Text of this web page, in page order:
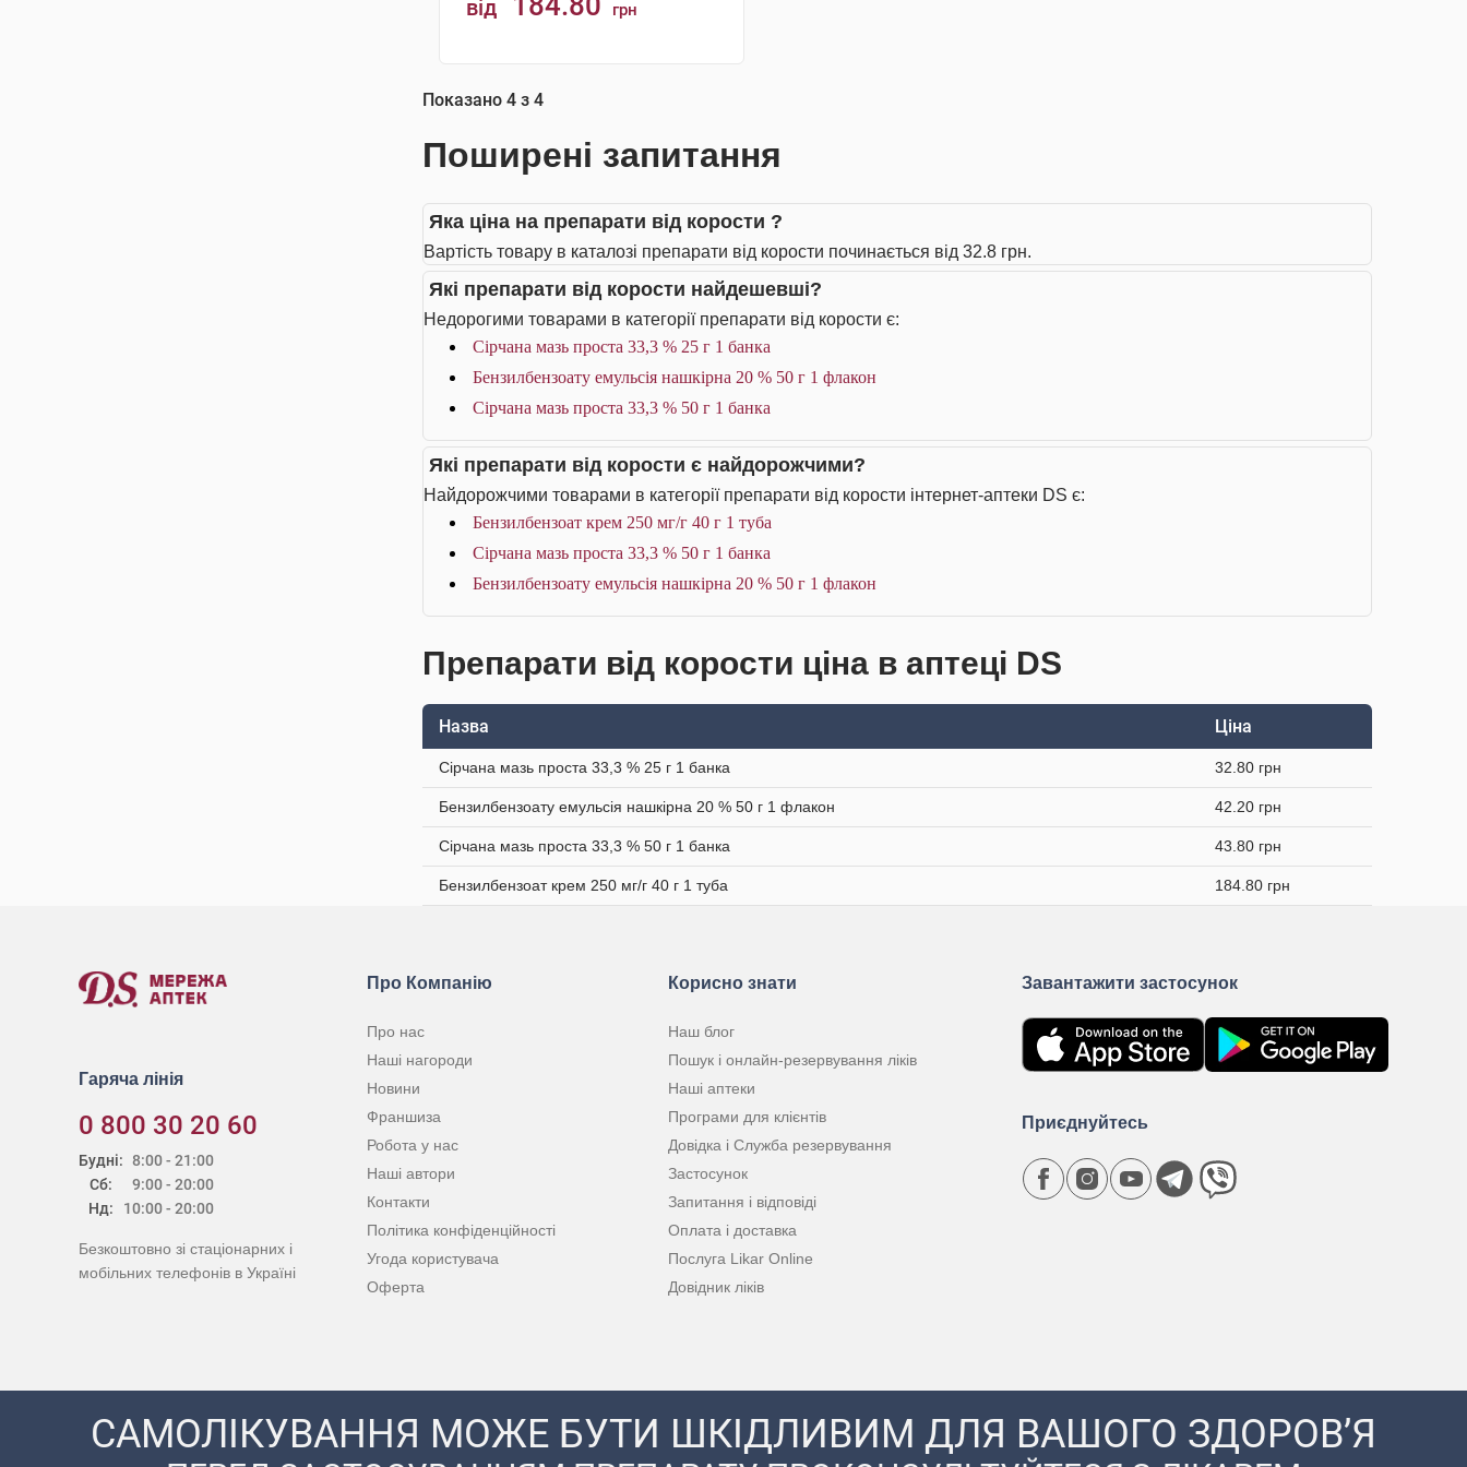
від грн
Показано 4 з 4
Поширені запитання
Яка ціна на препарати від корости ?
Вартість товару в каталозі препарати від корости починається від 32.8 грн.
Які препарати від корости найдешевші?
Недорогими товарами в категорії препарати від корости є:
Сірчана мазь проста 33,3 % 25 г 1 банка
Бензилбензоату емульсія нашкірна 20 % 50 г 1 флакон
Сірчана мазь проста 33,3 % 50 г 1 банка
Які препарати від корости є найдорожчими?
Найдорожчими товарами в категорії препарати від корости інтернет-аптеки DS є:
Бензилбензоат крем 250 мг/г 40 г 1 туба
Сірчана мазь проста 33,3 % 50 г 1 банка
Бензилбензоату емульсія нашкірна 20 % 50 г 1 флакон
Препарати від корости ціна в аптеці DS
Назва Ціна
Сірчана мазь проста 33,3 % 25 г 1 банка 32.80 грн
Бензилбензоату емульсія нашкірна 20 % 50 г 1 флакон 42.20 грн
Сірчана мазь проста 33,3 % 50 г 1 банка 43.80 грн
Бензилбензоат крем 250 мг/г 40 г 1 туба 184.80 грн
Гаряча лінія
0 800 30 20 60
Будні:
Сб:
Нд:
8:00 - 21:00
9:00 - 20:00
10:00 - 20:00
Безкоштовно зі стаціонарних і
мобільних телефонів в Україні
Про Компанію
Про нас
Наші нагороди
Новини
Франшиза
Робота у нас
Наші автори
Контакти
Політика конфіденційності
Угода користувача
Оферта
Корисно знати
Наш блог
Пошук і онлайн-резервування ліків
Наші аптеки
Програми для клієнтів
Довідка і Служба резервування
Застосунок
Запитання і відповіді
Оплата і доставка
Послуга Likar Online
Довідник ліків
Завантажити застосунок
Приєднуйтесь
САМОЛІКУВАННЯ МОЖЕ БУТИ ШКІДЛИВИМ ДЛЯ ВАШОГО ЗДОРОВ’Я